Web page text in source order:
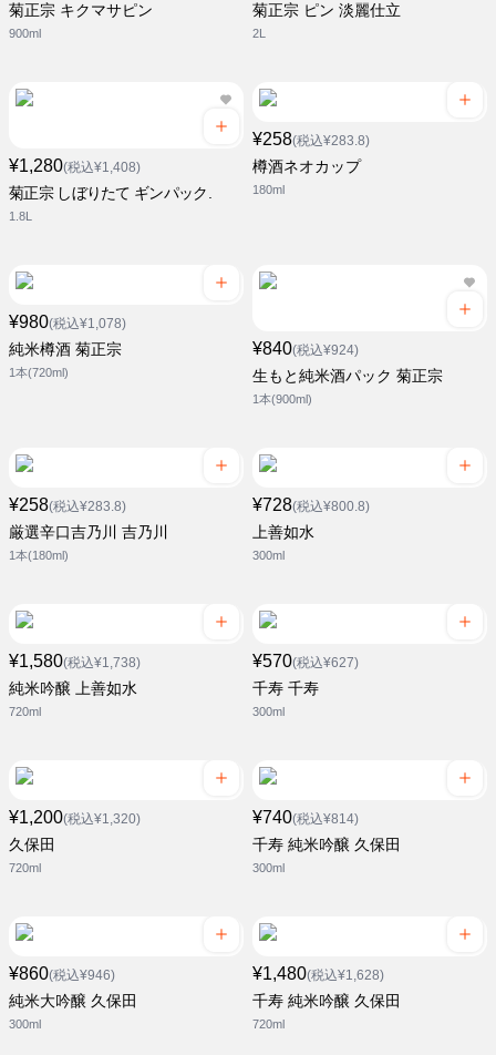
菊正宗 キクマサピン
900ml
菊正宗 ピン 淡麗仕立
2L
¥1,280(税込¥1,408)
菊正宗 しぼりたて ギンパック.
1.8L
¥258(税込¥283.8)
樽酒ネオカップ
180ml
¥980(税込¥1,078)
純米樽酒 菊正宗
1本(720ml)
¥840(税込¥924)
生もと純米酒パック 菊正宗
1本(900ml)
¥258(税込¥283.8)
厳選辛口吉乃川 吉乃川
1本(180ml)
¥728(税込¥800.8)
上善如水
300ml
¥1,580(税込¥1,738)
純米吟醸 上善如水
720ml
¥570(税込¥627)
千寿 千寿
300ml
¥1,200(税込¥1,320)
久保田
720ml
¥740(税込¥814)
千寿 純米吟醸 久保田
300ml
¥860(税込¥946)
純米大吟醸 久保田
300ml
¥1,480(税込¥1,628)
千寿 純米吟醸 久保田
720ml